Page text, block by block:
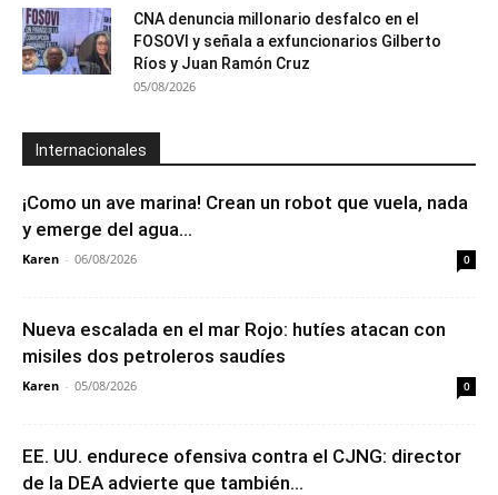
CNA denuncia millonario desfalco en el
FOSOVI y señala a exfuncionarios Gilberto
Ríos y Juan Ramón Cruz
05/08/2026
Internacionales
¡Como un ave marina! Crean un robot que vuela, nada
y emerge del agua...
Karen - 06/08/2026 0
Nueva escalada en el mar Rojo: hutíes atacan con
misiles dos petroleros saudíes
Karen - 05/08/2026 0
EE. UU. endurece ofensiva contra el CJNG: director
de la DEA advierte que también...